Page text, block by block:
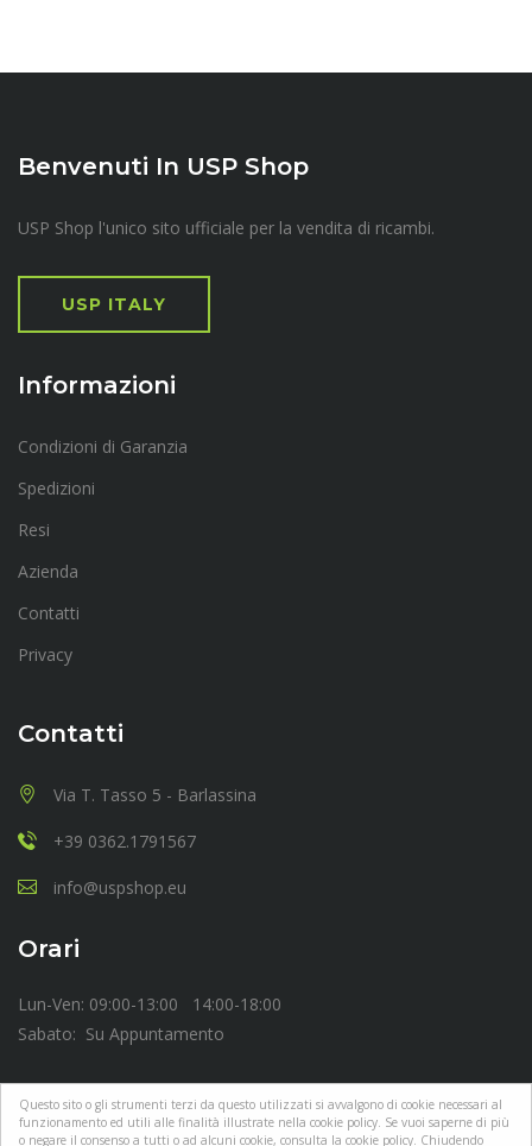
Questo sito o gli strumenti terzi da questo utilizzati si avvalgono di cookie necessari al
funzionamento ed utili alle finalità illustrate nella cookie policy. Se vuoi saperne di più
o negare il consenso a tutti o ad alcuni cookie, consulta la cookie policy. Chiudendo
Benvenuti In USP Shop
USP Shop l'unico sito ufficiale per la vendita di ricambi.
USP ITALY
Informazioni
Condizioni di Garanzia
Spedizioni
Resi
Azienda
Contatti
Privacy
Contatti
Via T. Tasso 5 - Barlassina
+39 0362.1791567
info@uspshop.eu
Orari
Lun-Ven: 09:00-13:00 14:00-18:00
Sabato: Su Appuntamento